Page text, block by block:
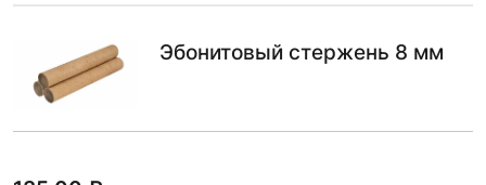
Эбонитовый стержень 8 мм